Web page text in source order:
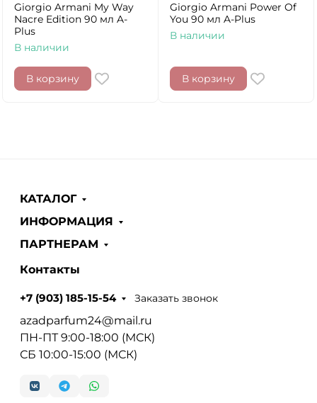
Giorgio Armani My Way
Nacre Edition 90 мл A-
Plus
В наличии
В корзину
Giorgio Armani Power Of
You 90 мл A-Plus
В наличии
В корзину
КАТАЛОГ
ИНФОРМАЦИЯ
ПАРТНЕРАМ
Контакты
+7 (903) 185-15-54 Заказать звонок
azadparfum24@mail.ru
ПН-ПТ 9:00-18:00 (МСК)
СБ 10:00-15:00 (МСК)